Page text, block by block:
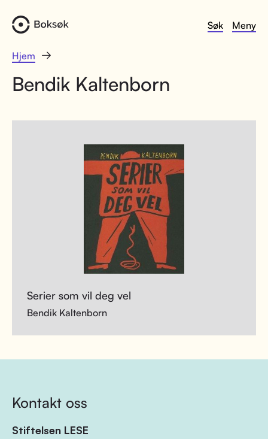
Søk Meny
Hjem
Bendik Kaltenborn
Serier som vil deg vel
Bendik Kaltenborn
Kontakt oss
Stiftelsen LESE